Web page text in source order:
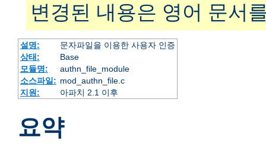
변경된 내용은 영어 문서
설명:
문자파일을 이용한 사용자 인증
상태:
Base
모듈명:
authn_file_module
소스파일: mod_authn_file.c
지원:
아파치 2.1 이후
요약